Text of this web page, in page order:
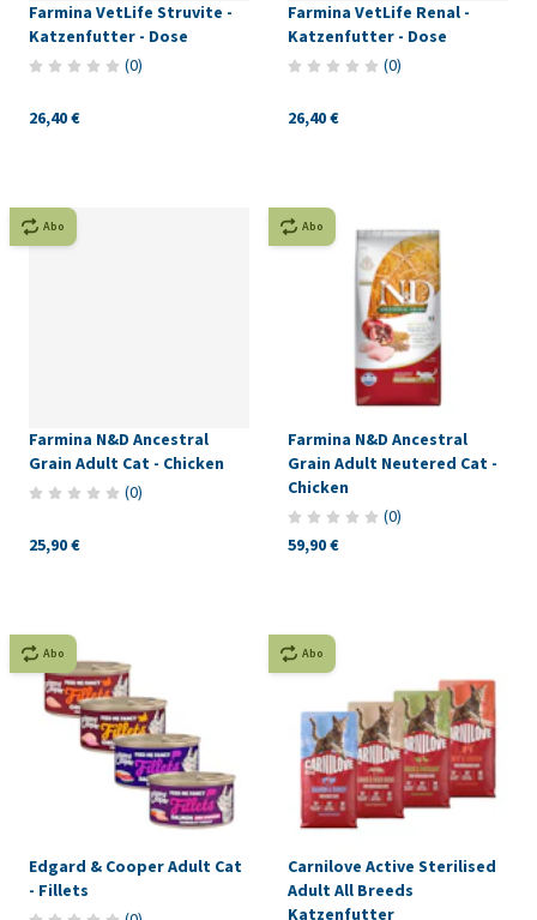
Farmina VetLife Struvite -
Katzenfutter - Dose
(0)
26,40 €
Farmina VetLife Renal -
Katzenfutter - Dose
(0)
26,40 €
Abo
Farmina N&D Ancestral
Grain Adult Cat - Chicken
(0)
25,90 €
Abo
Farmina N&D Ancestral
Grain Adult Neutered Cat -
Chicken
(0)
59,90 €
Abo
Edgard & Cooper Adult Cat
- Fillets
Abo
Carnilove Active Sterilised
Adult All Breeds
Katzenfutter